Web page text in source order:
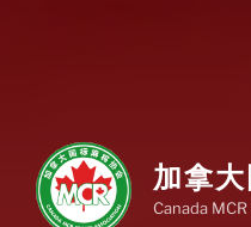
加拿
Canada